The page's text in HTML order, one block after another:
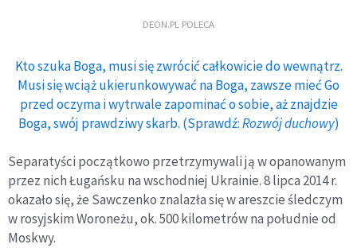
DEON.PL POLECA
Kto szuka Boga, musi się zwrócić całkowicie do wewnątrz.
Musi się wciąż ukierunkowywać na Boga, zawsze mieć Go
przed oczyma i wytrwale zapominać o sobie, aż znajdzie
Boga, swój prawdziwy skarb. (Sprawdź:Rozwój duchowy)
Separatyści początkowo przetrzymywali ją w opanowanym
przez nich Ługańsku na wschodniej Ukrainie. 8 lipca 2014 r.
okazało się, że Sawczenko znalazła się w areszcie śledczym
w rosyjskim Woroneżu, ok. 500 kilometrów na południe od
Moskwy.